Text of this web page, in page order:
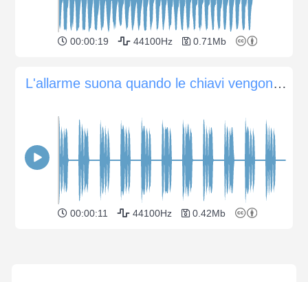
00:00:19 44100Hz 0.71Mb
L'allarme suona quando le chiavi vengono lasciate nel quadro.
00:00:11 44100Hz 0.42Mb